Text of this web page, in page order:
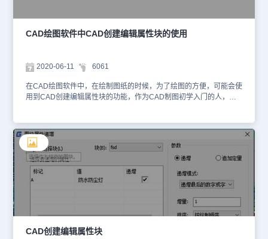
CAD绘图软件中CAD创建编辑属性块的使用
2020-06-11 6061
在CAD绘图软件中，在绘制图纸的时候，为了绘图的方便，可能会使
用到CAD创建编辑属性块的功能，作为CAD制图初学入门的人，关
性块的具体操作过程：1、在CAD绘图软件中，找到菜单位置：[修
改]→[对象] →[文字编辑]；2、在命 令 行输入：DDEDIT 在浩辰
CAD绘图软件中，关于CAD创建编辑属性块的使用，编辑与修改对
象属性文字，删除、移动、旋转、调整文字比例等。在浩辰CAD绘图
软件中，如果我们在绘图的时候需要使用CAD创建编辑属性块功能，
具体的操作过程，我们可以从CAD下载一些CAD教程来使用。
CAD创建编辑属性块